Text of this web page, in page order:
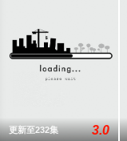
更新至232集 3.0